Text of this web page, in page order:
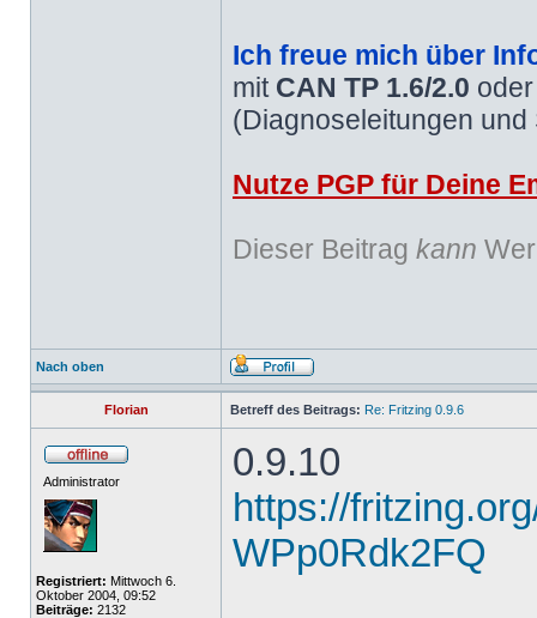
Ich freue mich über
mit CAN TP 1.6/2.0
(Diagnoseleitungen
Nutze PGP für Deine
Dieser Beitrag kann
Nach oben
Florian Betreff des Beitrags: Re: Fritzing 0.9.6
Administrator
Registriert: Mittwoch 6.
Oktober 2004, 09:52
Beiträge: 2132
0.9.10
https://
WPp0Rdk2FQ